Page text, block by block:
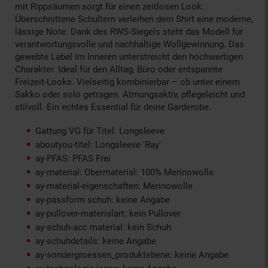
mit Rippsäumen sorgt für einen zeitlosen Look.
Überschnittene Schultern verleihen dem Shirt eine moderne,
lässige Note. Dank des RWS-Siegels steht das Modell für
verantwortungsvolle und nachhaltige Wollgewinnung. Das
gewebte Label im Inneren unterstreicht den hochwertigen
Charakter. Ideal für den Alltag, Büro oder entspannte
Freizeit-Looks. Vielseitig kombinierbar – ob unter einem
Sakko oder solo getragen. Atmungsaktiv, pflegeleicht und
stilvoll. Ein echtes Essential für deine Garderobe.
Gattung VG für Titel: Longsleeve
aboutyou-titel: Longsleeve 'Ray'
ay-PFAS: PFAS Frei
ay-material: Obermaterial: 100% Merinowolle
ay-material-eigenschaften: Merinowolle
ay-passform schuh: keine Angabe
ay-pullover-materialart: kein Pullover
ay-schuh-acc material: kein Schuh
ay-schuhdetails: keine Angabe
ay-sondergroessen_produktebene: keine Angabe